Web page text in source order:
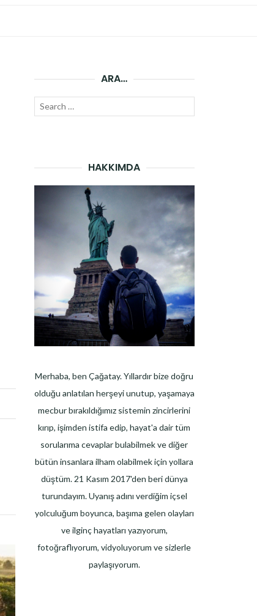
ARA…
Search
HAKKIMDA
Merhaba, ben Çağatay. Yıllardır bize doğru
olduğu anlatılan herşeyi unutup, yaşamaya
mecbur bırakıldığımız sistemin zincirlerini
kırıp, işimden istifa edip, hayat'a dair tüm
sorularıma cevaplar bulabilmek ve diğer
bütün insanlara ilham olabilmek için yollara
düştüm. 21 Kasım 2017'den beri dünya
turundayım. Uyanış adını verdiğim içsel
yolculuğum boyunca, başıma gelen olayları
ve ilginç hayatları yazıyorum,
fotoğraflıyorum, vidyoluyorum ve sizlerle
paylaşıyorum.